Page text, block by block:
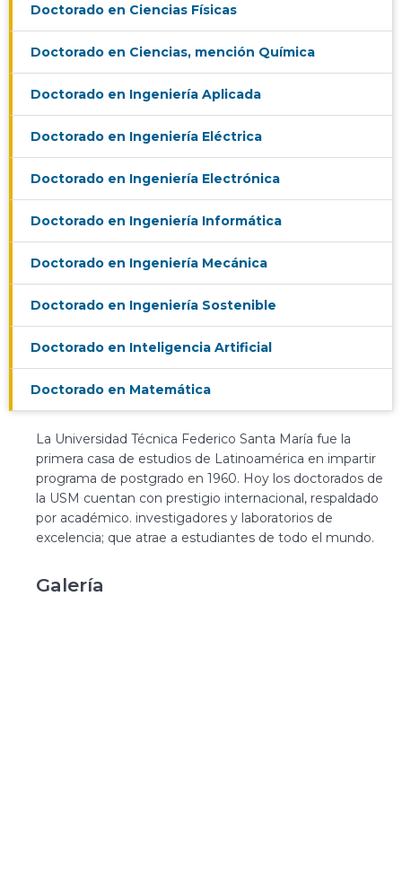
Doctorado en Ciencias Físicas
Doctorado en Ciencias, mención Química
Doctorado en Ingeniería Aplicada
Doctorado en Ingeniería Eléctrica
Doctorado en Ingeniería Electrónica
Doctorado en Ingeniería Informática
Doctorado en Ingeniería Mecánica
Doctorado en Ingeniería Sostenible
Doctorado en Inteligencia Artificial
Doctorado en Matemática
La Universidad Técnica Federico Santa María fue la
primera casa de estudios de Latinoamérica en impartir
programa de postgrado en 1960. Hoy los doctorados de
la USM cuentan con prestigio internacional, respaldado
por académico. investigadores y laboratorios de
excelencia; que atrae a estudiantes de todo el mundo.
Galería